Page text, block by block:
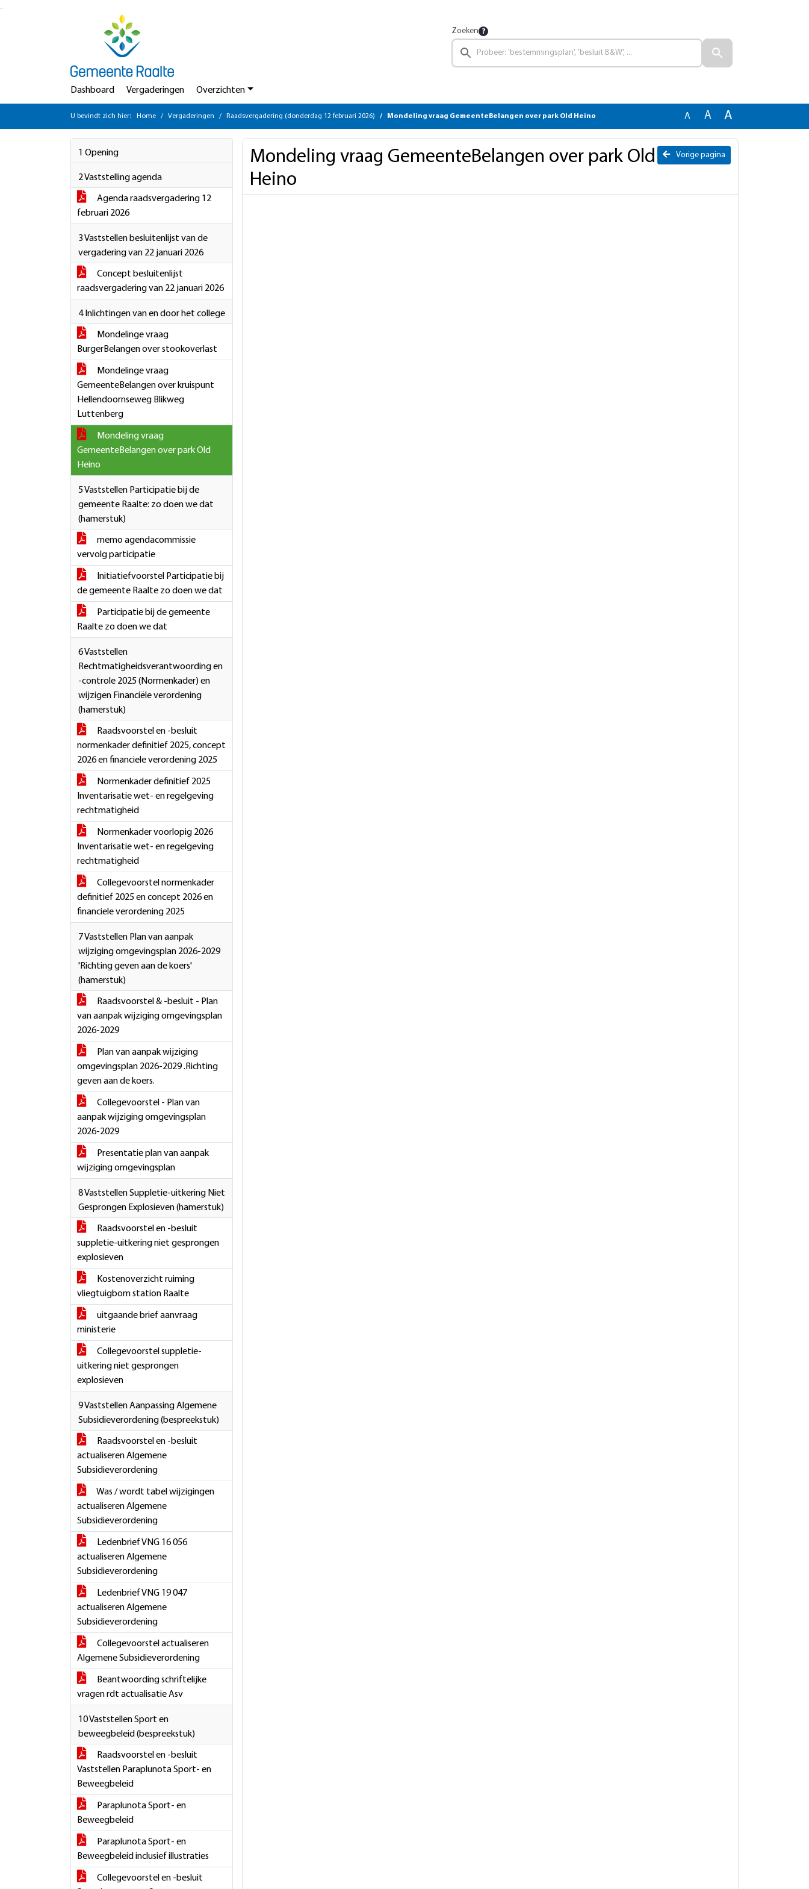
Ga naar de inhoud van deze pagina
Zoeken
Dashboard Vergaderingen Overzichten
U bevindt zich hier: Home Vergaderingen Raadsvergadering (donderdag 12 februari 2026) Mondeling vraag GemeenteBelangen over park Old Heino A A A
1 Opening
2 Vaststelling agenda
Agenda raadsvergadering 12
februari 2026
3 Vaststellen besluitenlijst van de
vergadering van 22 januari 2026
Concept besluitenlijst
raadsvergadering van 22 januari 2026
4 Inlichtingen van en door het college
Mondelinge vraag
BurgerBelangen over stookoverlast
Mondelinge vraag
GemeenteBelangen over kruispunt
Hellendoornseweg Blikweg
Luttenberg
Mondeling vraag
GemeenteBelangen over park Old
Heino
5 Vaststellen Participatie bij de
gemeente Raalte: zo doen we dat
(hamerstuk)
memo agendacommissie
vervolg participatie
Initiatiefvoorstel Participatie bij
de gemeente Raalte zo doen we dat
Participatie bij de gemeente
Raalte zo doen we dat
6 Vaststellen
Rechtmatigheidsverantwoording en
-controle 2025 (Normenkader) en
wijzigen Financiële verordening
(hamerstuk)
Raadsvoorstel en -besluit
normenkader definitief 2025, concept
2026 en financiele verordening 2025
Normenkader definitief 2025
Inventarisatie wet- en regelgeving
rechtmatigheid
Normenkader voorlopig 2026
Inventarisatie wet- en regelgeving
rechtmatigheid
Collegevoorstel normenkader
definitief 2025 en concept 2026 en
financiele verordening 2025
7 Vaststellen Plan van aanpak
wijziging omgevingsplan 2026-2029
'Richting geven aan de koers'
(hamerstuk)
Raadsvoorstel & -besluit - Plan
van aanpak wijziging omgevingsplan
2026-2029
Plan van aanpak wijziging
omgevingsplan 2026-2029 .Richting
geven aan de koers.
Collegevoorstel - Plan van
aanpak wijziging omgevingsplan
2026-2029
Presentatie plan van aanpak
wijziging omgevingsplan
8 Vaststellen Suppletie-uitkering Niet
Gesprongen Explosieven (hamerstuk)
Raadsvoorstel en -besluit
suppletie-uitkering niet gesprongen
explosieven
Kostenoverzicht ruiming
vliegtuigbom station Raalte
uitgaande brief aanvraag
ministerie
Collegevoorstel suppletie-
uitkering niet gesprongen
explosieven
9 Vaststellen Aanpassing Algemene
Subsidieverordening (bespreekstuk)
Raadsvoorstel en -besluit
actualiseren Algemene
Subsidieverordening
Was / wordt tabel wijzigingen
actualiseren Algemene
Subsidieverordening
Ledenbrief VNG 16 056
actualiseren Algemene
Subsidieverordening
Ledenbrief VNG 19 047
actualiseren Algemene
Subsidieverordening
Collegevoorstel actualiseren
Algemene Subsidieverordening
Beantwoording schriftelijke
vragen rdt actualisatie Asv
10 Vaststellen Sport en
beweegbeleid (bespreekstuk)
Raadsvoorstel en -besluit
Vaststellen Paraplunota Sport- en
Beweegbeleid
Paraplunota Sport- en
Beweegbeleid
Paraplunota Sport- en
Beweegbeleid inclusief illustraties
Collegevoorstel en -besluit
Vorige pagina
Mondeling vraag GemeenteBelangen over park Old
Heino